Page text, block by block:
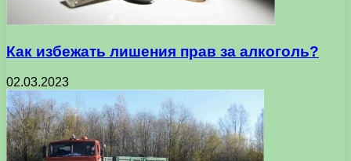
Как избежать лишения прав за алкоголь?
02.03.2023